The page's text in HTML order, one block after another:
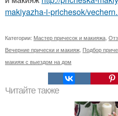
makiyazha-i-prichesok/
Категории: Мастер причесок и макияжа
Вечерние прически и макияж Подбор
макияж с выездом на дом
Читайте также